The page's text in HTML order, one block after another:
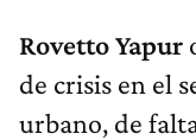
Rovetto Yapur
de crisis en el
urbano, de